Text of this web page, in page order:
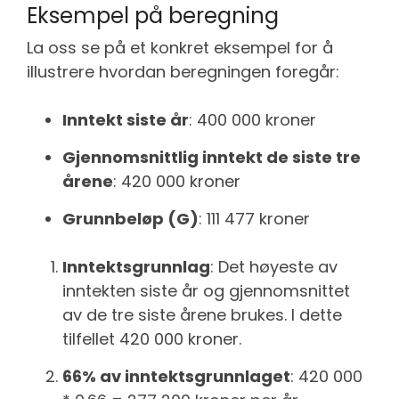
Eksempel på beregning
La oss se på et konkret eksempel for å
illustrere hvordan beregningen foregår:
Inntekt siste år: 400 000 kroner
Gjennomsnittlig inntekt de siste tre
årene: 420 000 kroner
Grunnbeløp (G): 111 477 kroner
Inntektsgrunnlag: Det høyeste av
inntekten siste år og gjennomsnittet
av de tre siste årene brukes. I dette
tilfellet 420 000 kroner.
66% av inntektsgrunnlaget: 420 000